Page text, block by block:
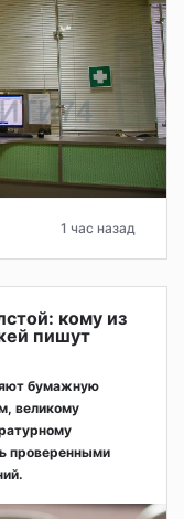
1 час назад
кому из
пишут
бумажную
великому
проверенными